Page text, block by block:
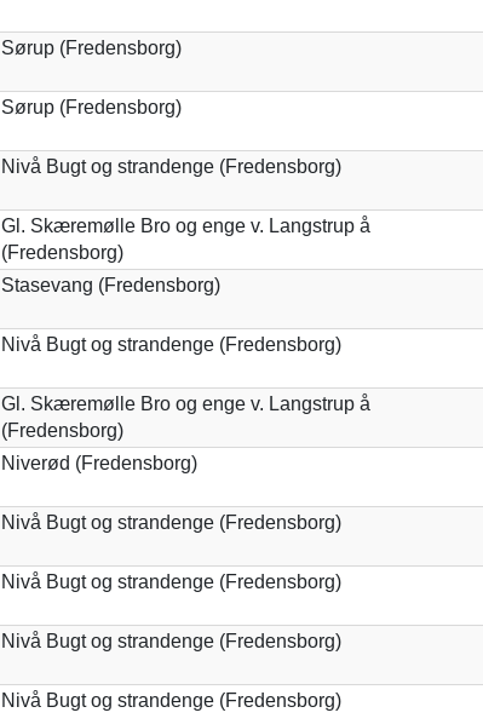
Sørup (Fredensborg)
Sørup (Fredensborg)
Nivå Bugt og strandenge (Fredensborg)
Gl. Skæremølle Bro og enge v. Langstrup å
(Fredensborg)
Stasevang (Fredensborg)
Nivå Bugt og strandenge (Fredensborg)
Gl. Skæremølle Bro og enge v. Langstrup å
(Fredensborg)
Niverød (Fredensborg)
Nivå Bugt og strandenge (Fredensborg)
Nivå Bugt og strandenge (Fredensborg)
Nivå Bugt og strandenge (Fredensborg)
Nivå Bugt og strandenge (Fredensborg)